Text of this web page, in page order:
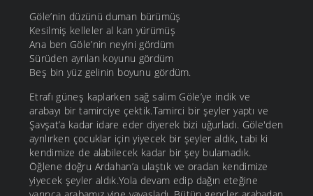
Göle’nin düzünü duman bürümüş
Kesilmiş kelleler al kan yürümüş
Ana ben Göle’nin neyini gördüm
Sürüden ayrılan koyunu gördüm
Beş bin yüz gelinin boyunu gördüm.
Etrafı güneş kaplarken sağ salim Göle’ye indik ve
arabayı bir tamirciye çektik.Tamirci bir şeyler yaptı ve
Şavşat’a kadar idare eder diyerek bizi uğurladı. Göle'den
ayrılırken çocuklar için yiyecek bir şeyler aldık, tabi ki
kendimize de alabilecek kadar bir şey bulamadık.
Öğlene doğru Ardahan’a ulaştık ve oradan kendimize
yiyecek şeyler aldık.Yola devam edip dağın eteğine